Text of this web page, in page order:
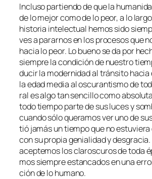
Incluso par­tien­do de que la
de lo me­jor co­mo de lo peor, a lo
his­to­ria in­te­lec­tual he­mos si­do
ves a pa­rar­nos en los pro­ce­sos que
ha­cia lo peor. Lo bueno se da por
siem­pre la con­di­ción de nues­tro
du­cir la mo­der­ni­dad al trán­si­to ha­cia
la edad me­dia al os­cu­ran­tis­mo de
ral es al­go tan sen­ci­llo co­mo
to­do tiem­po par­te de sus lu­ces y
cuan­do só­lo que­ra­mos ver uno de
tió ja­más un tiem­po que no
con su pro­pia ge­nia­li­dad y
acep­te­mos los cla­ros­cu­ros de to­da
mos siem­pre es­tan­ca­dos en una
ción de lo humano.